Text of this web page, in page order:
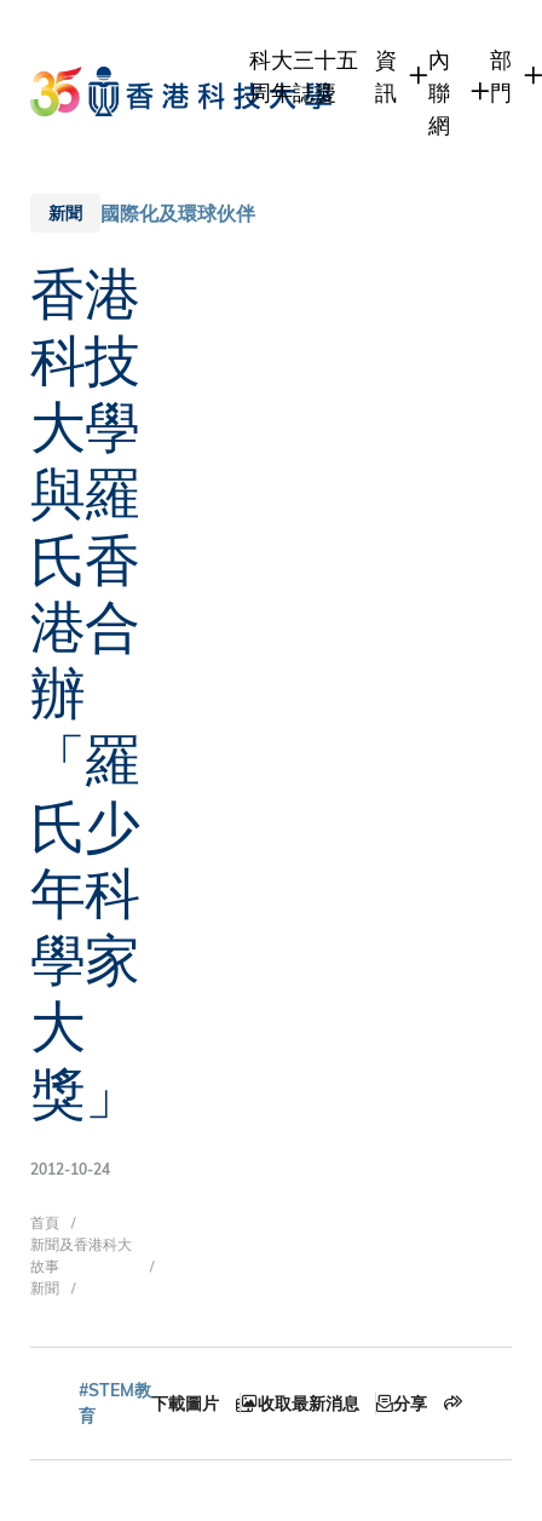
main
content
科大三十五
周年誌慶
資
訊
內
聯
網
部
門
新聞 國際化及環球伙伴
香港
科技
大學
與羅
氏香
港合
辦
「羅
氏少
年科
學家
大
獎」
2012-10-24
導
航
連
首頁
新聞及香港科大
故事
新聞
#STEM教
育
下載圖片 收取最新消息 分享